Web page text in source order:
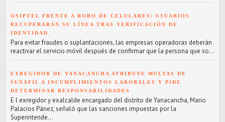
OSIPTEL FRENTE A ROBO DE CELULARES: USUARIOS
RECUPERARÁN SU LÍNEA TRAS VERIFICACIÓN DE
IDENTIDAD
Para evitar fraudes o suplantaciones, las empresas operadoras deberán
reactivar el servicio móvil después de confirmar que la persona que so...
EXREGIDOR DE YANACANCHA ATRIBUYE MULTAS DE
SUNAFIL A INCUMPLIMIENTOS LABORALES Y PIDE
DETERMINAR RESPONSABILIDADES
E l exregidor y exalcalde encargado del distrito de Yanacancha, Mario
Palacios Pánez, señaló que las sanciones impuestas por la
Superintende...